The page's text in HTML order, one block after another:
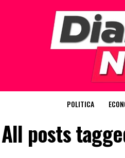
POLITICA
All posts